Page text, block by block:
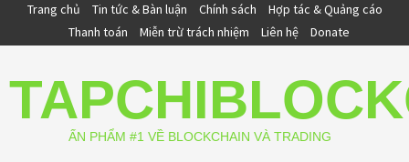
Trang chủ Tin tức & Bàn luận Chính sách
Hợp tác & Quảng cáo
Thanh toán
Miễn trừ trách nhiệm Liên hệ Donate
ẤN PHẨM #1 VỀ BLOCKCHAIN VÀ TRADING